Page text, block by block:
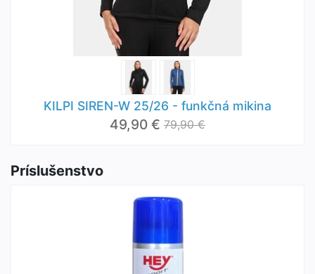
KILPI SIREN-W 25/26 - funkčná mikina
49,90 € 79,90 €
Príslušenstvo